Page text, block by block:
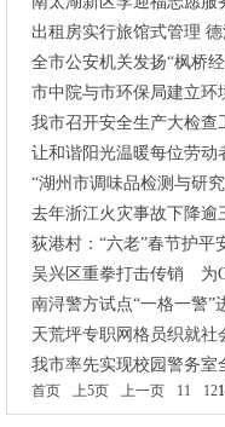
出租房实行旅馆式管理
全市公安机关发扬“枫桥
市中院与市环保局建立环
我市召开安全生产大检查
让和谐阳光温暖每位劳动
“湖州市调味品检测与研
去年浙江火灾事故下降逾
荻港村：“六老”春节护平
吴兴区重拳打击传销 为
南浔警方试点“一格一警”
天荒坪专职网格员织就社
我市率先实现校园警务室
首页 上5页 上一页 11 12